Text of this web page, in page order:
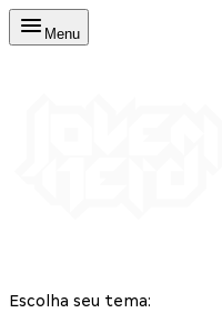
Menu
Escolha seu tema: